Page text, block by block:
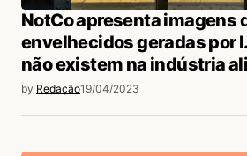
NotCo apresenta imagens
envelhecidos geradas por
não existem na indústria
by Redação19/04/2023